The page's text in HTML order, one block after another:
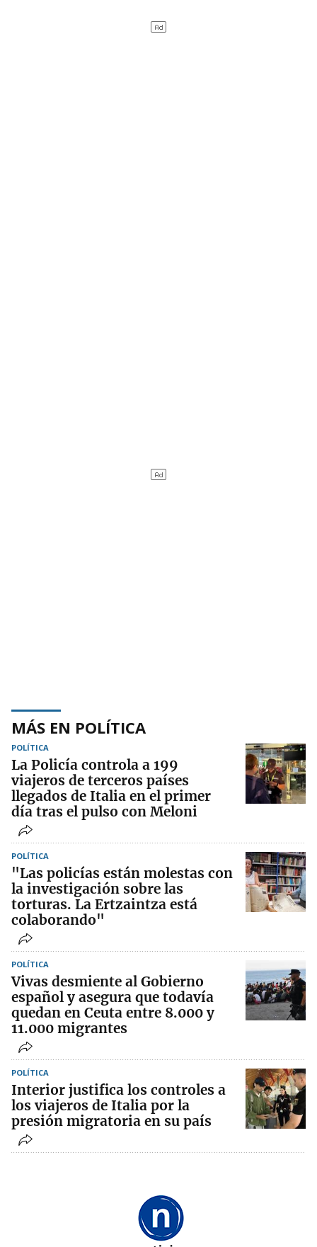
MÁS EN POLÍTICA
POLÍTICA
La Policía controla a 199
viajeros de terceros países
llegados de Italia en el primer
día tras el pulso con Meloni
POLÍTICA
"Las policías están molestas con
la investigación sobre las
torturas. La Ertzaintza está
colaborando"
POLÍTICA
Vivas desmiente al Gobierno
español y asegura que todavía
quedan en Ceuta entre 8.000 y
11.000 migrantes
POLÍTICA
Interior justifica los controles a
los viajeros de Italia por la
presión migratoria en su país